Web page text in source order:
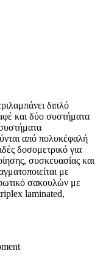
διπλό
και δύο συστήματα
από πολυκέφαλή
δοσομετρικό για
συσκευασίας και
με
σακουλών με
laminated,